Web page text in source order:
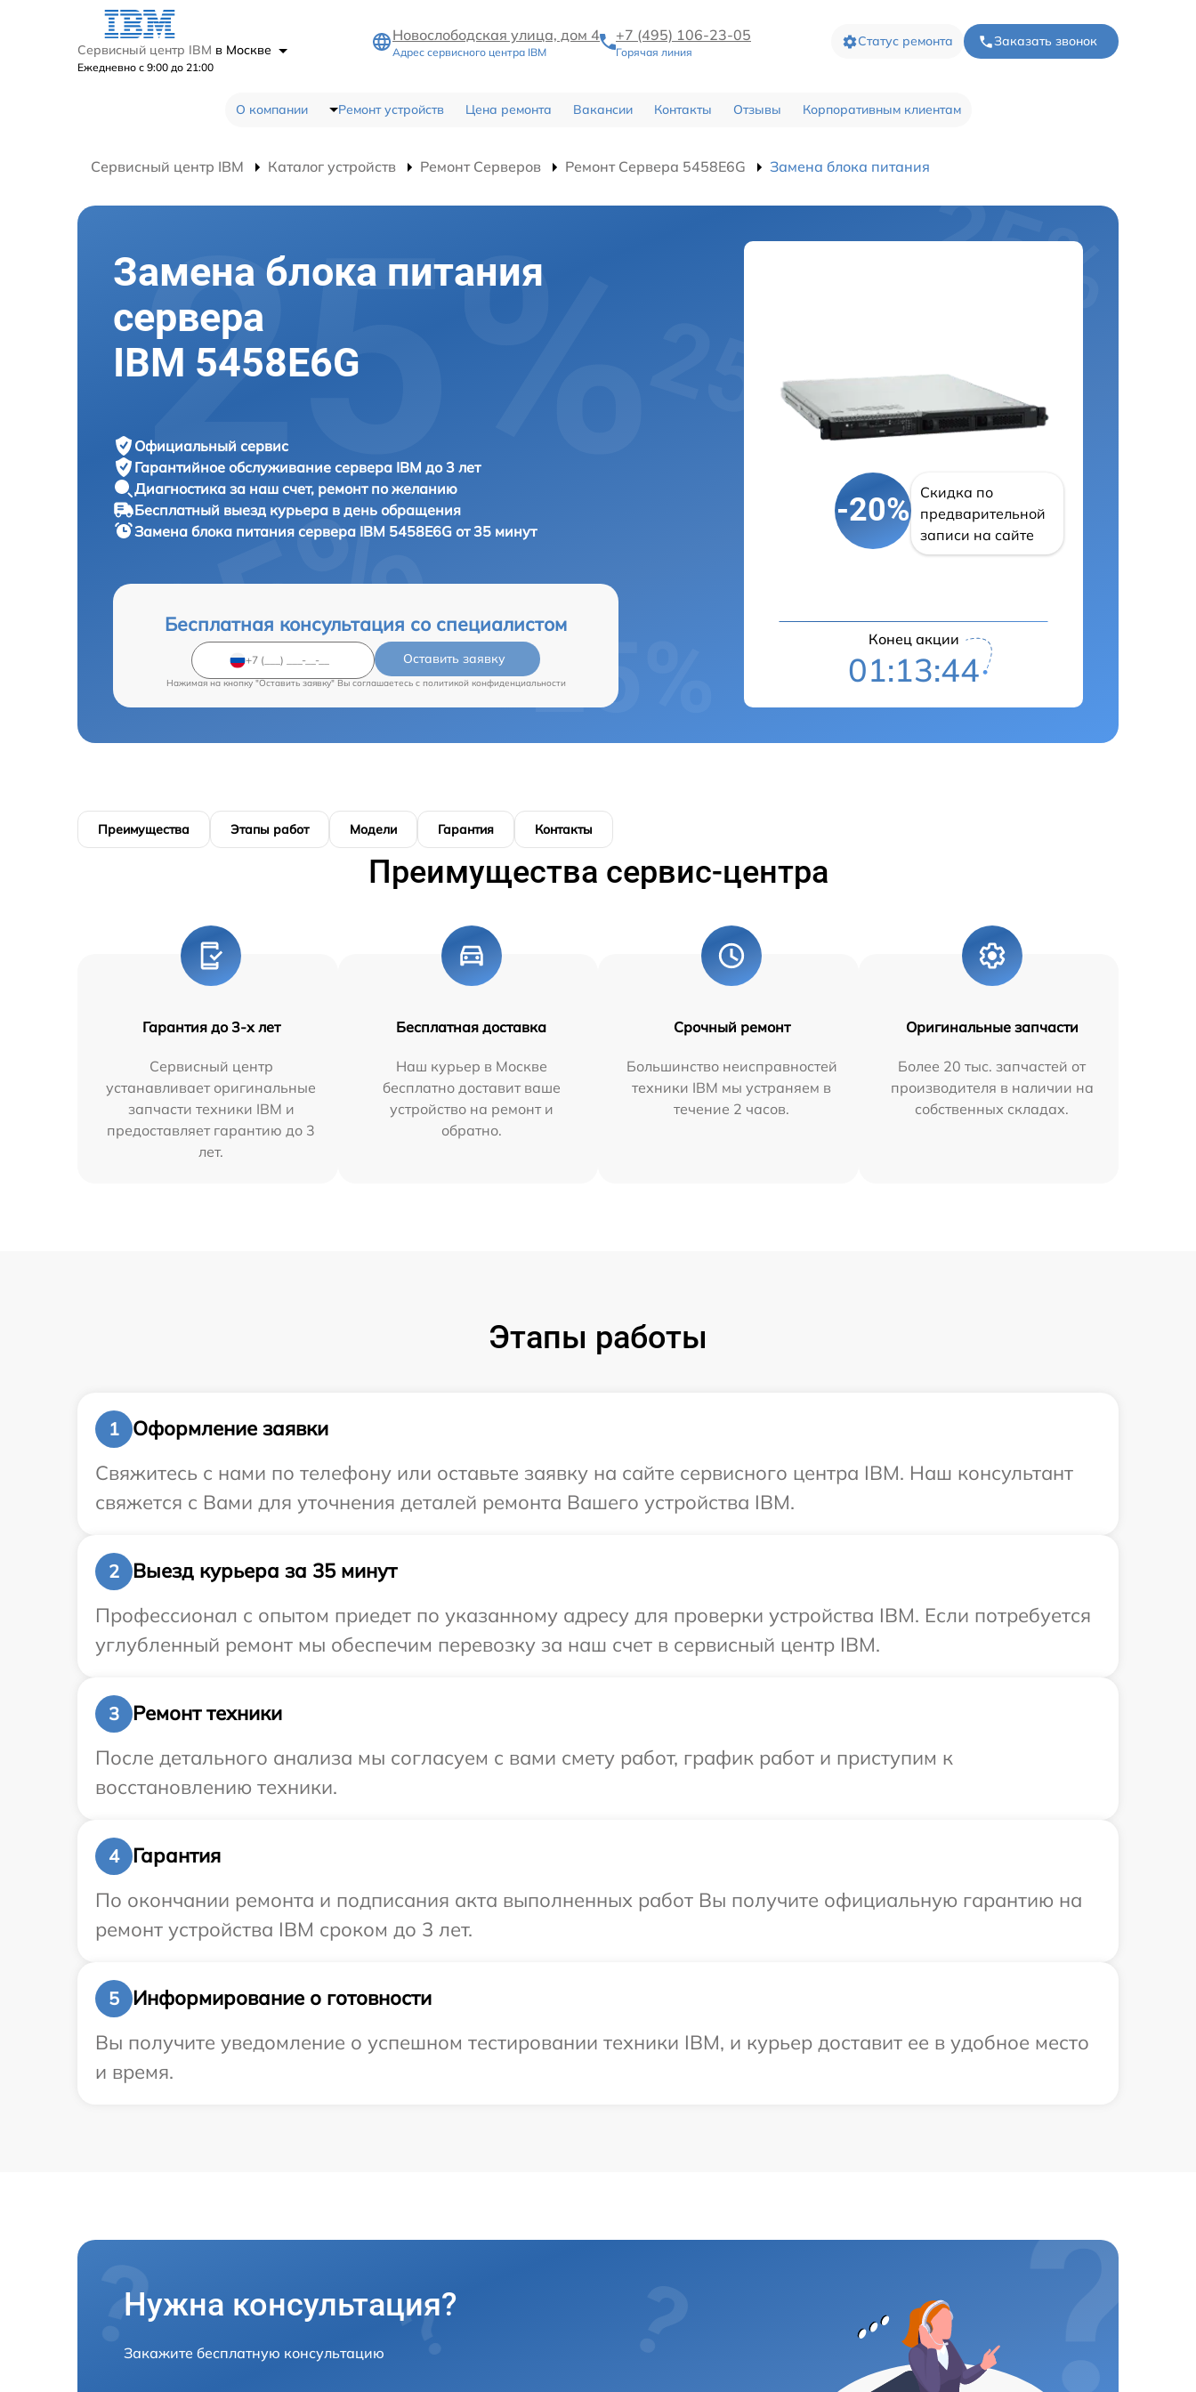
Сервисный центр IBM в Москве
Ежедневно с 9:00 до 21:00
Новослободская улица, дом 4
Адрес сервисного центра IBM
+7 (495) 106-23-05
Горячая линия
Статус ремонта Заказать звонок
О компании Ремонт устройств Цена ремонта Вакансии Контакты Отзывы Корпоративным клиентам
Сервисный центр IBM Каталог устройств Ремонт Серверов Ремонт Сервера 5458E6G Замена блока питания
Замена блока питания
сервера
IBM 5458E6G
Официальный сервис
Гарантийное обслуживание сервера IBM до 3 лет
Диагностика за наш счет, ремонт по желанию
Бесплатный выезд курьера в день обращения
Замена блока питания сервера IBM 5458E6G от 35 минут
Бесплатная консультация со специалистом
Оставить заявку
Нажимая на кнопку "Оставить заявку" Вы соглашаетесь c политикой конфиденциальности
-20%
Скидка по
предварительной
записи на сайте
Конец акции
01:13:43
Преимущества Этапы работ Модели Гарантия Контакты
Преимущества сервис-центра
Гарантия до 3-х лет
Сервисный центр
устанавливает оригинальные
запчасти техники IBM и
предоставляет гарантию до 3
лет.
Бесплатная доставка
Наш курьер в Москве
бесплатно доставит ваше
устройство на ремонт и
обратно.
Срочный ремонт
Большинство неисправностей
техники IBM мы устраняем в
течение 2 часов.
Оригинальные запчасти
Более 20 тыс. запчастей от
производителя в наличии на
собственных складах.
Этапы работы
1
Оформление заявки
Свяжитесь с нами по телефону или оставьте заявку на сайте сервисного центра IBM. Наш консультант
свяжется с Вами для уточнения деталей ремонта Вашего устройства IBM.
2
Выезд курьера за 35 минут
Профессионал с опытом приедет по указанному адресу для проверки устройства IBM. Если потребуется
углубленный ремонт мы обеспечим перевозку за наш счет в сервисный центр IBM.
3
Ремонт техники
После детального анализа мы согласуем с вами смету работ, график работ и приступим к
восстановлению техники.
4
Гарантия
По окончании ремонта и подписания акта выполненных работ Вы получите официальную гарантию на
ремонт устройства IBM сроком до 3 лет.
5
Информирование о готовности
Вы получите уведомление о успешном тестировании техники IBM, и курьер доставит ее в удобное место
и время.
Нужна консультация?
Закажите бесплатную консультацию